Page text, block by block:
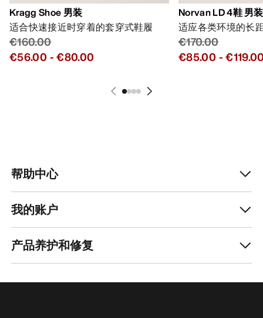
Kragg Shoe 男装
适合快速接近时穿着的套穿式鞋履
€160.00
€56.00 -€80.00
Norvan LD 4鞋 男装
适应各类环境的长
€170.00
€85.00 -
帮助中心
我的账户
产品养护和修复